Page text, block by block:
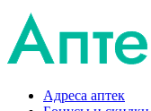
Адреса аптек